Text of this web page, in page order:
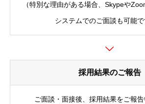
（特別な理由がある場合、Skypeや
システムでのご面談も可能で
採用結果のご報告
ご面談・面接後、採用結果をご報告